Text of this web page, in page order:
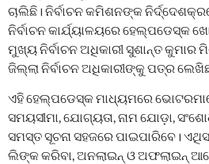
ଚାଲିଛି। ନିର୍ବାଚନ କମିଶନଙ୍କ
ନିର୍ବାଚନ କାର୍ଯ୍ୟାଳୟରେ ହେଲ୍ପଡେସ୍କ
ମୁଖ୍ୟ ନିର୍ବାଚନ ଅଧିକାରୀ ସୁଶାନ୍ତ କୁମାର
ଜିଲ୍ଲା ନିର୍ବାଚନ ଅଧିକାରୀଙ୍କୁ ପତ୍ର
ଏହି ହେଲ୍ପଡେସ୍କ ମାଧ୍ୟମରେ
ସମୟସୀମା, ଯୋଗ୍ୟତା, ନାମ ଯୋଡ଼ା,
ସମସ୍ତ ସୂଚନା ସହଜରେ ପାଇପାରିବେ।
ଲିଙ୍କ କରିବା, ଅନଲାଇନ୍ ଓ ଅଫଲାଇନ୍